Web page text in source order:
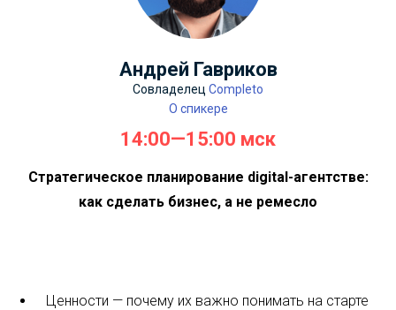
Андрей Гавриков
Совладелец Сompleto
О спикере
14:00—15:00 мск
Стратегическое планирование digital-агентстве:
как сделать бизнес, а не ремесло
Ценности — почему их важно понимать на старте